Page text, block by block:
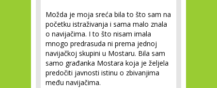
Možda je moja sreća bila to što sam na
početku istraživanja i sama malo znala
o navijačima. I to što nisam imala
mnogo predrasuda ni prema jednoj
navijačkoj skupini u Mostaru. Bila sam
samo građanka Mostara koja je željela
predočiti javnosti istinu o zbivanjima
među navijačima.